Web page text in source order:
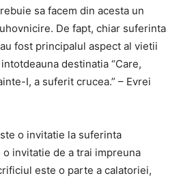
sa facem din acesta un
De fapt, chiar suferinta
fost principalul aspect al vietii
destinatia “Care,
I, a suferit crucea.” – Evrei
o invitatie la suferinta
invitatie de a trai impreuna
este o parte a calatoriei,